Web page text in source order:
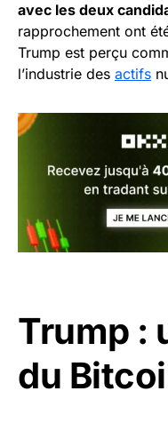
avec les deux
rapprochement ont
Trump est perçu
l’industrie des actifs
Trump :
du